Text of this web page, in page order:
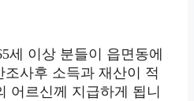
세 이상 분들이 읍면동에
조사후 소득과 재산이 적
어르신께 지급하게 됩니